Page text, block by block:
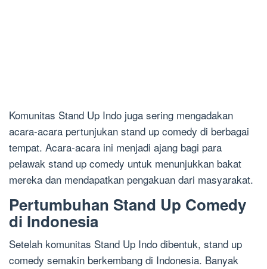
Komunitas Stand Up Indo juga sering mengadakan
acara-acara pertunjukan stand up comedy di berbagai
tempat. Acara-acara ini menjadi ajang bagi para
pelawak stand up comedy untuk menunjukkan bakat
mereka dan mendapatkan pengakuan dari masyarakat.
Pertumbuhan Stand Up Comedy
di Indonesia
Setelah komunitas Stand Up Indo dibentuk, stand up
comedy semakin berkembang di Indonesia. Banyak